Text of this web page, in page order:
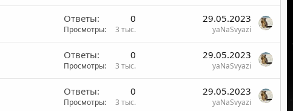
Ответы 0
Просмотры 3 тыс.
29.05.2023
yaNaSvyazi
Ответы 0
Просмотры 3 тыс.
29.05.2023
yaNaSvyazi
Ответы 0
Просмотры 3 тыс.
29.05.2023
yaNaSvyazi